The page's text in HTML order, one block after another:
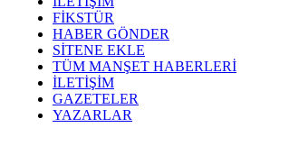
FİKSTÜR
HABER GÖNDER
SİTENE EKLE
TÜM MANŞET HABERLERİ
İLETİŞİM
GAZETELER
YAZARLAR